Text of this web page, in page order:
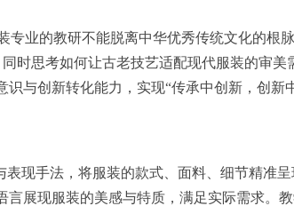
业的教研不能脱离中华优秀传统文化的根
时思考如何让古老技艺适配现代服装的审美
与创新转化能力，实现“传承中创新，创新
现手法，将服装的款式、面料、细节精准
展现服装的美感与特质，满足实际需求。